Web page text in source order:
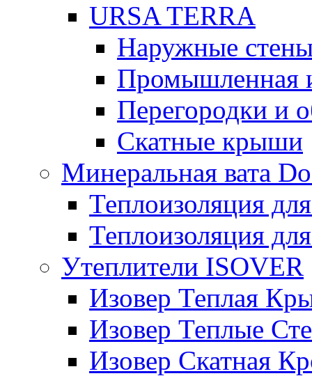
URSA TERRA
Наружные
Промышленная
Перегородки и
Скатные крыши
Минеральная вата
Теплоизоляция
Теплоизоляция
Утеплители ISOVER
Изовер Теплая
Изовер Теплые
Изовер Скатная